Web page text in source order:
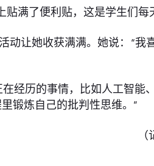
贴满了便利贴，这是学生们
让她收获满满。她说：“我
经历的事情，比如人工智
锻炼自己的批判性思维。”